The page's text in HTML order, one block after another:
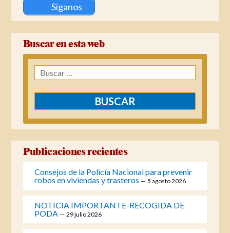
Síganos
Buscar en esta web
Buscar:
Publicaciones recientes
Consejos de la Policía Nacional para prevenir
robos en viviendas y trasteros
5 agosto 2026
NOTICIA IMPORTANTE-RECOGIDA DE
PODA
29 julio 2026